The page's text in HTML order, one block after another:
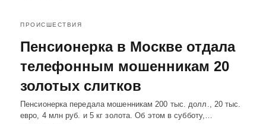
ПРОИСШЕСТВИЯ
Пенсионерка в Москве отдала
телефонным мошенникам 20
золотых слитков
Пенсионерка передала мошенникам 200 тыс. долл., 20 тыс.
евро, 4 млн руб. и 5 кг золота. Об этом в субботу,…